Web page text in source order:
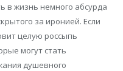
в жизнь немного абсурда
за иронией. Если
целую россыпь
могут стать
душевного